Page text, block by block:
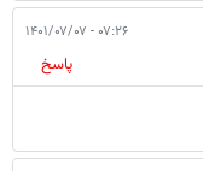
۰۷:۲۶ - ۱۴۰۱/۰۷/۰۷
پاسخ